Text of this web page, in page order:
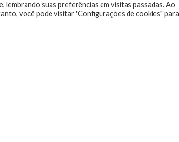
lembrando suas preferências em visitas passadas. Ao
você pode visitar "Configurações de cookies" para